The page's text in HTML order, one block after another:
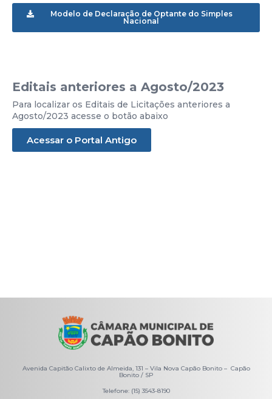
2025
Modelo de Declaração de Optante do Simples
Nacional
Editais anteriores a Agosto/2023
Para localizar os Editais de Licitações anteriores a
Agosto/2023 acesse o botão abaixo
Acessar o Portal Antigo
Avenida Capitão Calixto de Almeida, 131 – Vila Nova Capão Bonito – Capão
Bonito / SP
Telefone: (15) 3543-8190